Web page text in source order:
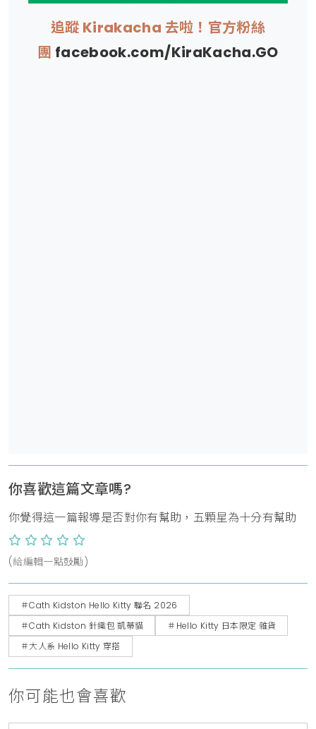
追蹤 Kirakacha 去啦！官方粉絲
團 facebook.com/KiraKacha.GO
你喜歡這篇文章嗎?
你覺得這一篇報導是否對你有幫助，五顆星為十分有幫助
(給編輯一點鼓勵)
＃Cath Kidston Hello Kitty 聯名 2026
＃Cath Kidston 針織包 凱蒂貓
＃Hello Kitty 日本限定 雜貨
＃大人系 Hello Kitty 穿搭
你可能也會喜歡